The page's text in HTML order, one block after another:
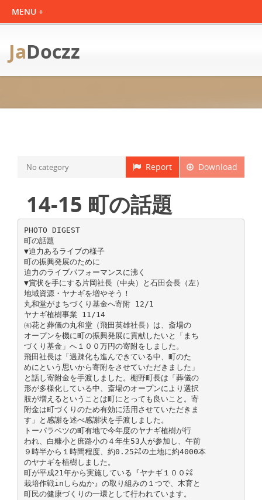
JaDoczz
Download
Report
No category
14-15 町の話題
PHOTO DIGEST
町の話題
▼迫力あるライブの様子
町の振興発展のために
迫力のライブパフォーマンスに沸く
▼賞状を手にする片岡社長（中央）と石田会長（左）
地域資源・ヤナギを増やそう！
丸和堂がまちづくり基金へ寄附 12/1
ヤナギ植樹事業 11/14
㈲花と葬儀の丸和堂（飛田英雄社長）は、斎場の
オープンを機に町の振興発展に貢献したいと「まち
づくり基金」へ１００万円の寄附をしました。
飛田社長は「過疎化も進んできている中、町のた
めにという思いから寄附をさせていただきました」
と話し寄附金を手渡しました。棚野町長は「葬儀の
形が多様化している中、斎場のオープンにより選択
肢が増えるということは町にとっても良いこと。寄
附金は町づくりのため有効に活用させていただきま
す」と感謝を述べ感謝状を手渡しました。
トーパラベツの町有地で今年度のヤナギ植樹が行
われ、白糠小と庶路小の４年生53人が参加し、午前
９時半から１時間程度、約0.25㌶の土地に約4000本
のヤナギを植樹しました。
町が平成21年から実施している『ヤナギ１００㌶
栽培作戦inしらぬか』の取り組みの１つで、木育と
町民の健康づくりの一環として行われています。